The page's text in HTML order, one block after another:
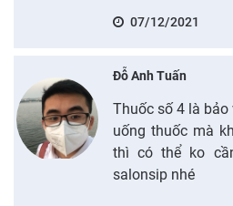
07/12/2021
Đỗ Anh Tuấn
Thuốc số 4 là bảo
uống thuốc mà
thì có thể ko
salonsip nhé